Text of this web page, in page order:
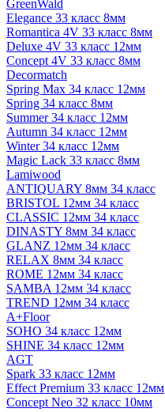
GreenWald
Elegance 33 класс 8мм
Romantica 4V 33 класс 8мм
Deluxe 4V 33 класс 12мм
Concept 4V 33 класс 8мм
Decormatch
Spring Max 34 класс 12мм
Spring 34 класс 8мм
Summer 34 класс 12мм
Autumn 34 класс 12мм
Winter 34 класс 12мм
Magic Lack 33 класс 8мм
Lamiwood
ANTIQUARY 8мм 34 класс
BRISTOL 12мм 34 класс
CLASSIC 12мм 34 класс
DINASTY 8мм 34 класс
GLANZ 12мм 34 класс
RELAX 8мм 34 класс
ROME 12мм 34 класс
SAMBA 12мм 34 класс
TREND 12мм 34 класс
A+Floor
SOHO 34 класс 12мм
SHINE 34 класс 12мм
AGT
Spark 33 класс 12мм
Effect Premium 33 класс 12мм
Concept Neo 32 класс 10мм